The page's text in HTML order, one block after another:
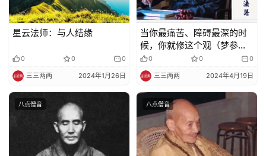
星云法师：与人结缘
0 0 0
三三两两 2024年1月26日
当你最痛苦、障碍最深的时
候，你就修这个观​（梦参老
和尚）
0 0 0
三三两两 2024年4月19日
八点僧音 八点僧音